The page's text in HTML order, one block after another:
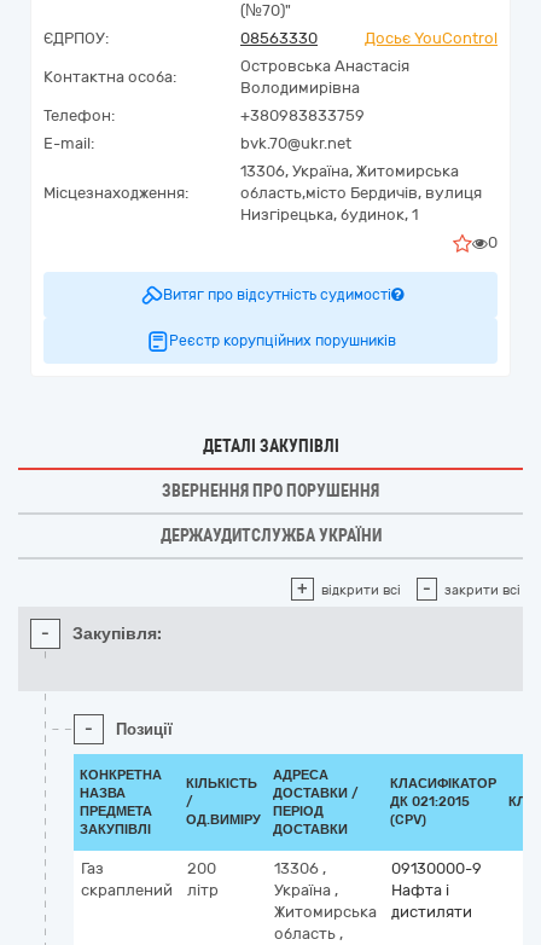
(№70)"
ЄДРПОУ:
08563330 Досьє YouControl
Контактна особа:
Островська Анастасія
Володимирівна
Телефон:
+380983833759
E-mail:
bvk.70@ukr.net
Місцезнаходження:
13306, Україна, Житомирська
область,місто Бердичів, вулиця
Низгірецька, будинок, 1
0
Витяг про відсутність судимості
Реєстр корупційних порушників
ДЕТАЛІ ЗАКУПІВЛІ
ЗВЕРНЕННЯ ПРО ПОРУШЕННЯ
ДЕРЖАУДИТСЛУЖБА УКРАЇНИ
+ відкрити всі - закрити всі
- Закупівля:
- Позиції
КОНКРЕТНА
НАЗВА
ПРЕДМЕТА
ЗАКУПІВЛІ
КІЛЬКІСТЬ
/
ОД.ВИМІРУ
АДРЕСА
ДОСТАВКИ /
ПЕРІОД
ДОСТАВКИ
КЛАСИФІКАТОР
ДК 021:2015
(CPV)
Газ
скраплений
200
літр
13306 ,
Україна ,
Житомирська
область ,
09130000-9
Нафта і
дистиляти